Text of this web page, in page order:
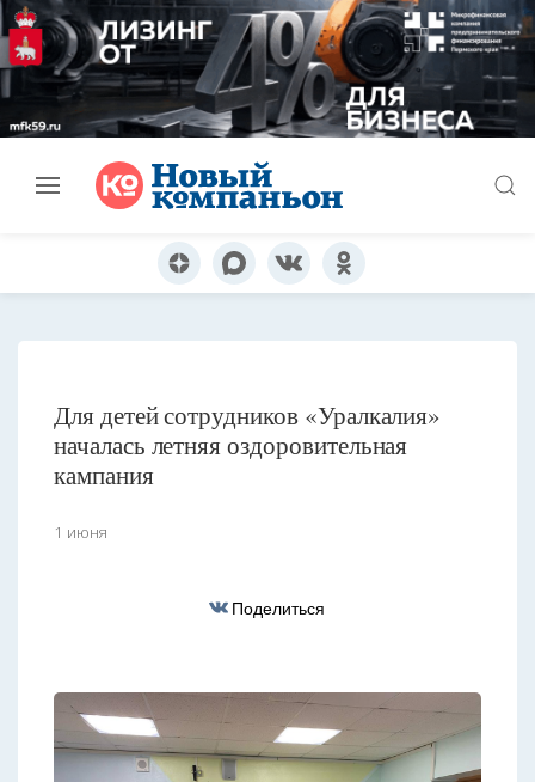
Для детей сотрудников «Уралкалия»
началась летняя оздоровительная
кампания
1 июня
Поделиться